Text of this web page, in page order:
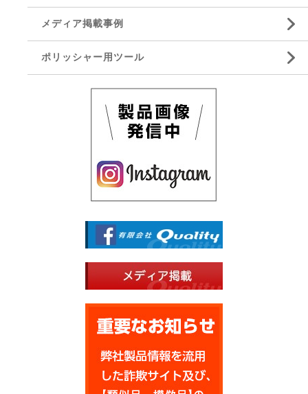
メディア掲載事例
ポリッシャー用ツール